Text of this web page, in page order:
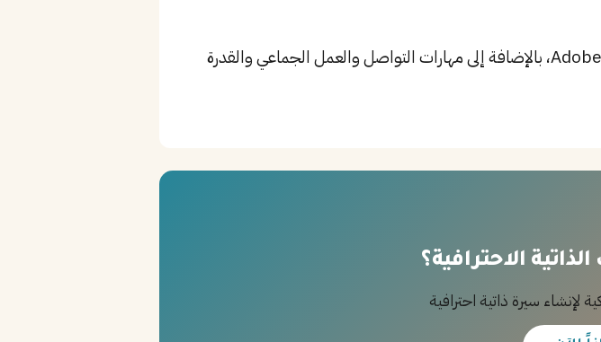
أهم المهارات تشمل Adobe Creative Suite، Typography، Branding، بالإضافة إلى مهارات التواصل والعمل الجماعي والقدرة
الاحترافية؟